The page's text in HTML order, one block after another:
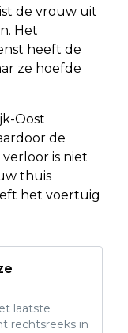
de vrouw uit
Het
heeft de
ze hoefde
Oost
de
is niet
thuis
het voertuig
laatste
rechtsreeks in